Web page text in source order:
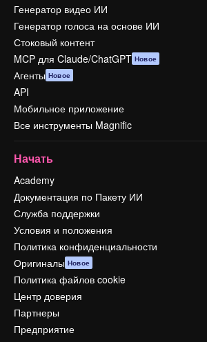
Генератор видео ИИ
Генератор голоса на основе ИИ
Стоковый контент
MCP для Claude/ChatGPT Новое
Агенты Новое
API
Мобильное приложение
Все инструменты Magnific
Начать
Academy
Документация по Пакету ИИ
Служба поддержки
Условия и положения
Политика конфиденциальности
Оригиналы Новое
Политика файлов cookie
Центр доверия
Партнеры
Предприятие